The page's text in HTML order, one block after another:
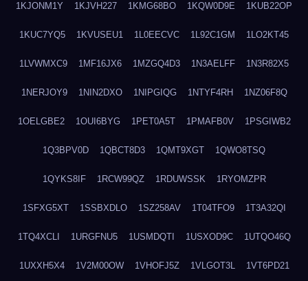
1KJONM1Y 1KJVH227 1KMG68BO 1KQW0D9E 1KUB22OP
1KUC7YQ5 1KVUSEU1 1L0EECVC 1L92C1GM 1LO2KT45
1LVWMXC9 1MF16JX6 1MZGQ4D3 1N3AELFF 1N3R82X5
1NERJOY9 1NIN2DXO 1NIPGIQG 1NTYF4RH 1NZ06F8Q
1OELGBE2 1OUI6BYG 1PET0A5T 1PMAFB0V 1PSGIWB2
1Q3BPV0D 1QBCT8D3 1QMT9XGT 1QWO8TSQ
1QYKS8IF 1RCW99QZ 1RDUWSSK 1RYOMZPR
1SFXG5XT 1SSBXDLO 1SZ258AV 1T04TFO9 1T3A32QI
1TQ4XCLI 1URGFNU5 1USMDQTI 1USXOD9C 1UTQO46Q
1UXXH5X4 1V2M00OW 1VHOFJ5Z 1VLGOT3L 1VT6PD21